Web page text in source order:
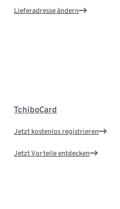
Lieferadresse ändern
TchiboCard
Jetzt kostenlos registrieren
Jetzt Vorteile entdecken